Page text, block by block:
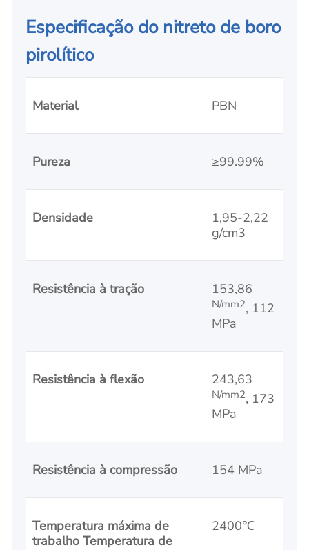
Especificação do nitreto de boro
pirolítico
Material PBN
Pureza ≥99.99%
Densidade
1,95-2,22
g/cm3
Resistência à tração 153,86
N/mm2, 112
MPa
Resistência à flexão 243,63
N/mm2, 173
MPa
Resistência à compressão 154 MPa
Temperatura máxima de
trabalho Temperatura de
2400℃